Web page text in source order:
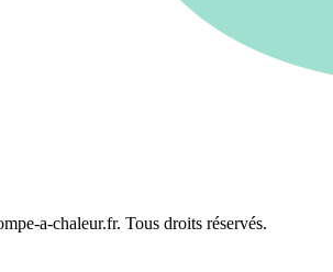
a-chaleur.fr. Tous droits réservés.